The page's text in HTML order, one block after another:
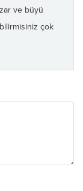
ve büyü
çok